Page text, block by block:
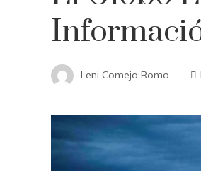
Leni Comejo Romo